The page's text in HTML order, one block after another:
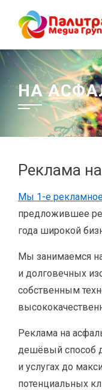
Перейти
содержанию
НА
Реклама
Мы 1-е рекламное
предложившее
года широкой
Мы занимаемся
и долговечных
собственным
Реклама на
дешёвый способ
и услугах до
потенциальных